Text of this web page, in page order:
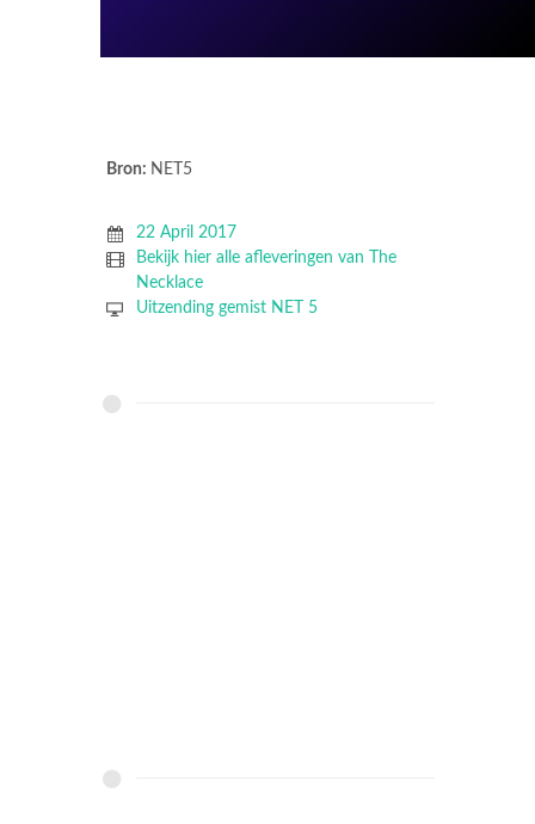
Bron: NET5
22 April 2017
Bekijk hier alle afleveringen van The
Necklace
Uitzending gemist NET 5